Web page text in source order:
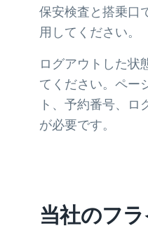
保安検査と搭乗口
用してください。
ログアウトした状
てください。ペー
ト、予約番号、ロ
が必要です。
当社のフ